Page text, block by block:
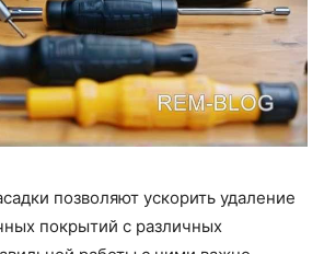
позволяют ускорить удаление
покрытий с различных